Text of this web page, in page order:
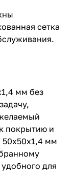
сетка
мм без
покрытию и
50х50х1,4 мм
для